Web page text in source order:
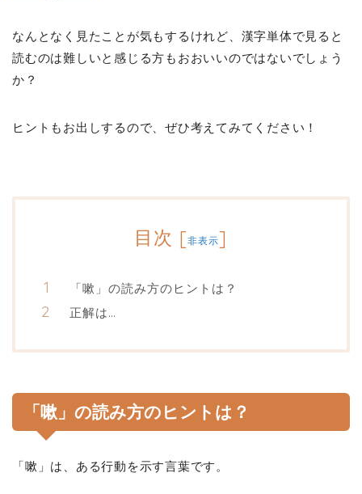
なんとなく見たことが気もするけれど、漢字単体で見ると
読むのは難しいと感じる方もおおいいのではないでしょう
か？
ヒントもお出しするので、ぜひ考えてみてください！
目次 [非表示]
「嗽」の読み方のヒントは？
正解は…
「嗽」の読み方のヒントは？
「嗽」は、ある行動を示す言葉です。